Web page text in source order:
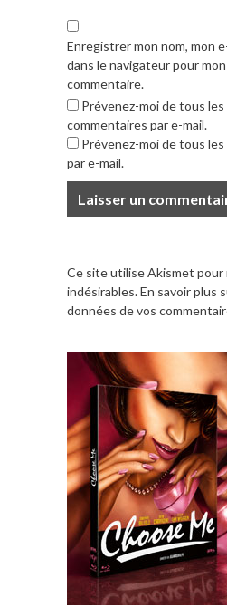
Enregistrer mon nom, mon
dans le navigateur pour
commentaire.
Prévenez-moi de tous
commentaires par e-mail.
Prévenez-moi de tous
par e-mail.
Ce site utilise Akismet pour
indésirables.En savoir plus
données de vos